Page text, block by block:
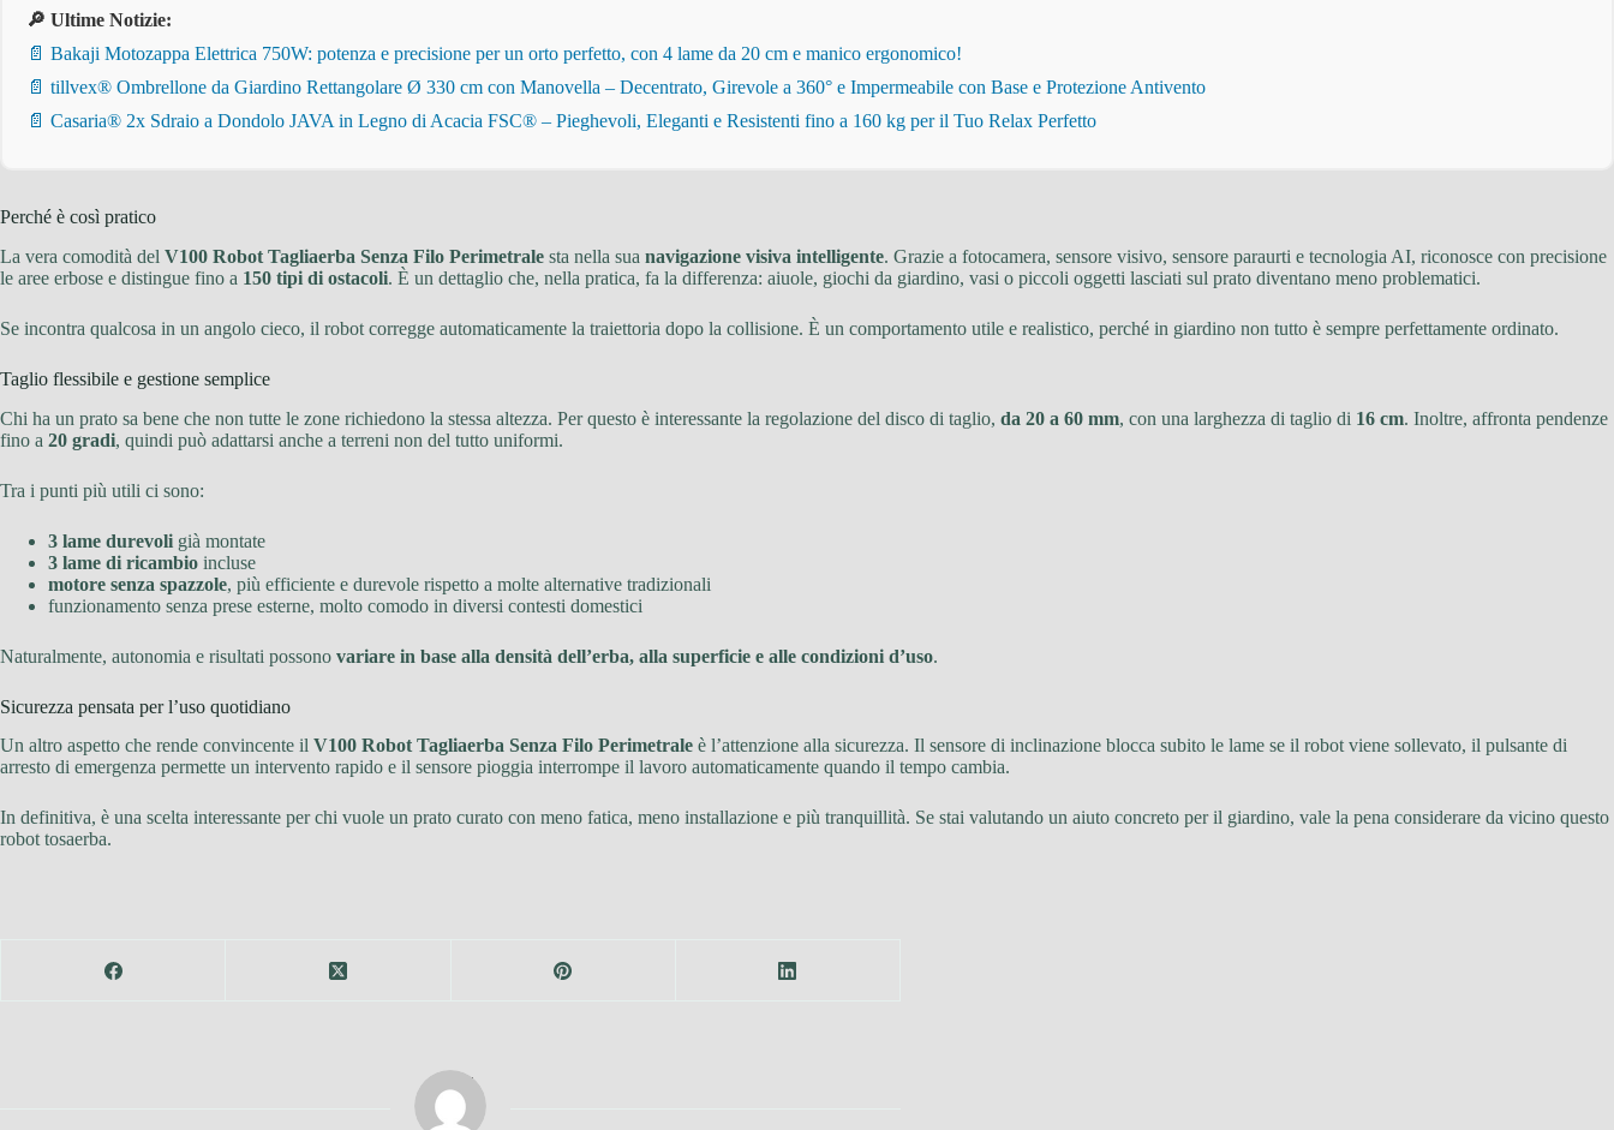
🔎 Ultime Notizie:
📄 Bakaji Motozappa Elettrica 750W: potenza e precisione per un orto perfetto, con 4 lame da 20 cm e manico ergonomico!
📄 tillvex® Ombrellone da Giardino Rettangolare Ø 330 cm con Manovella – Decentrato, Girevole a 360° e Impermeabile con Base e Protezione Antivento
📄 Casaria® 2x Sdraio a Dondolo JAVA in Legno di Acacia FSC® – Pieghevoli, Eleganti e Resistenti fino a 160 kg per il Tuo Relax Perfetto
Perché è così pratico
La vera comodità del V100 Robot Tagliaerba Senza Filo Perimetrale sta nella sua navigazione visiva intelligente. Grazie a fotocamera, sensore visivo, sensore paraurti e tecnologia AI, riconosce con precisione
le aree erbose e distingue fino a 150 tipi di ostacoli. È un dettaglio che, nella pratica, fa la differenza: aiuole, giochi da giardino, vasi o piccoli oggetti lasciati sul prato diventano meno problematici.
Se incontra qualcosa in un angolo cieco, il robot corregge automaticamente la traiettoria dopo la collisione. È un comportamento utile e realistico, perché in giardino non tutto è sempre perfettamente ordinato.
Taglio flessibile e gestione semplice
Chi ha un prato sa bene che non tutte le zone richiedono la stessa altezza. Per questo è interessante la regolazione del disco di taglio, da 20 a 60 mm, con una larghezza di taglio di 16 cm. Inoltre, affronta pendenze
fino a 20 gradi, quindi può adattarsi anche a terreni non del tutto uniformi.
Tra i punti più utili ci sono:
3 lame durevoli già montate
3 lame di ricambio incluse
motore senza spazzole, più efficiente e durevole rispetto a molte alternative tradizionali
funzionamento senza prese esterne, molto comodo in diversi contesti domestici
Naturalmente, autonomia e risultati possono variare in base alla densità dell’erba, alla superficie e alle condizioni d’uso.
Sicurezza pensata per l’uso quotidiano
Un altro aspetto che rende convincente il V100 Robot Tagliaerba Senza Filo Perimetrale è l’attenzione alla sicurezza. Il sensore di inclinazione blocca subito le lame se il robot viene sollevato, il pulsante di
arresto di emergenza permette un intervento rapido e il sensore pioggia interrompe il lavoro automaticamente quando il tempo cambia.
In definitiva, è una scelta interessante per chi vuole un prato curato con meno fatica, meno installazione e più tranquillità. Se stai valutando un aiuto concreto per il giardino, vale la pena considerare da vicino questo
robot tosaerba.